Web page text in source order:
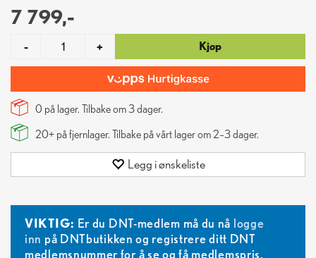
7 799,-
- + Kjøp
0 på lager. Tilbake om3dager.
20+ på fjernlager. Tilbake på vårt lager om 2–3 dager.
Legg i ønskeliste
VIKTIG: Er du DNT-medlem må du nå logge
inn på DNTbutikken og registrere ditt DNT
medlemsnummer for å se og få medlemspris.